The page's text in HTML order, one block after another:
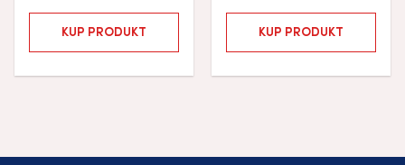
KUP PRODUKT KUP PRODUKT